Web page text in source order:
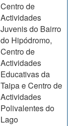
Centro de
Actividades
Juvenis do Bairro
do Hipódromo,
Centro de
Actividades
Educativas da
Taipa e Centro de
Actividades
Polivalentes do
Lago